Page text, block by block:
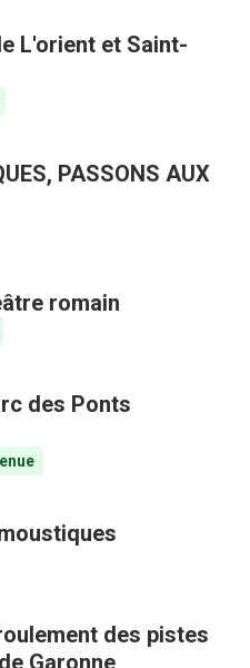
L'orient et Saint-
PASSONS AUX
romain
des Ponts
des pistes
Garonne